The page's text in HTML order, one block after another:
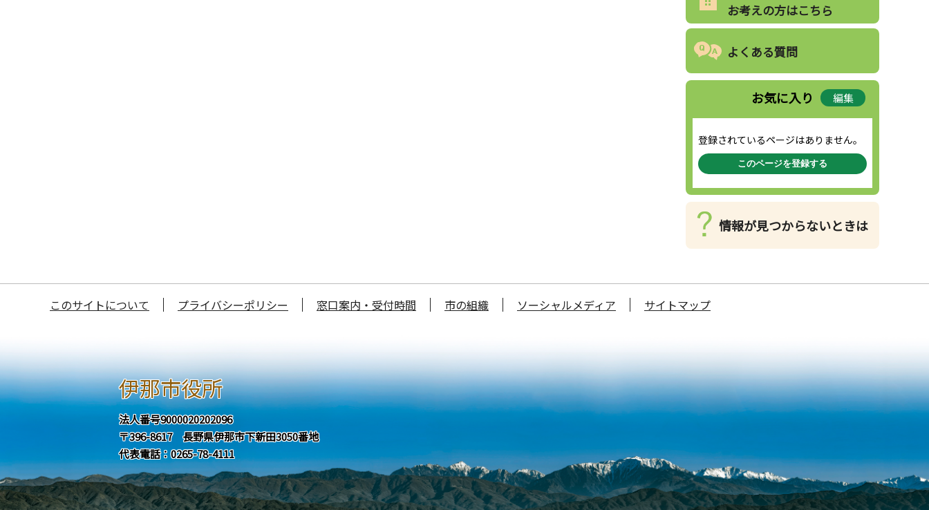
お考えの方はこちら
よくある質問
お気に入り 編集
登録されているページはありません。
このページを登録する
情報が見つからないときは
このサイトについて プライバシーポリシー 窓口案内・受付時間 市の組織 ソーシャルメディア サイトマップ
伊那市役所
法人番号9000020202096
〒396-8617 長野県伊那市下新田3050番地
代表電話：0265-78-4111